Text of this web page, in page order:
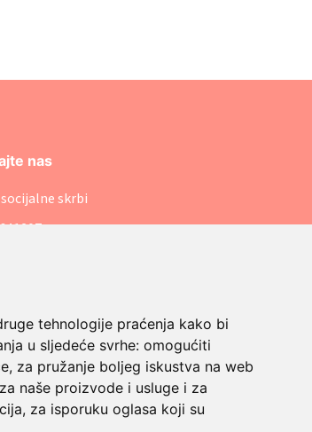
tehnologije praćenja kako bi
u sljedeće svrhe: omogućiti
, za pružanje boljeg iskustva na web
naše proizvode i usluge i za
, za isporuku oglasa koji su
nas
skrbi
542
106, 10000 Zagreb